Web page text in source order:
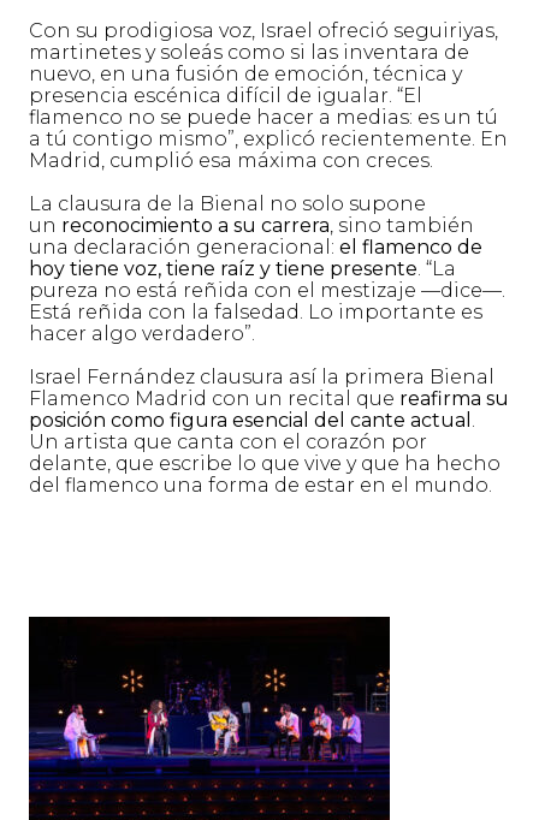
Con su prodigiosa voz, Israel ofreció seguiriyas,
martinetes y soleás como si las inventara de
nuevo, en una fusión de emoción, técnica y
presencia escénica difícil de igualar. “El
flamenco no se puede hacer a medias: es un tú
a tú contigo mismo”, explicó recientemente. En
Madrid, cumplió esa máxima con creces.
La clausura de la Bienal no solo supone
un reconocimiento a su carrera , sino también
una declaración generacional:el flamenco de
hoy tiene voz, tiene raíz y tiene presente . “La
pureza no está reñida con el mestizaje —dice—.
Está reñida con la falsedad. Lo importante es
hacer algo verdadero”.
Israel Fernández clausura así la primera Bienal
Flamenco Madrid con un recital que reafirma su
posición como figura esencial del cante actual
Un artista que canta con el corazón por
delante, que escribe lo que vive y que ha hecho
del flamenco una forma de estar en el mundo.